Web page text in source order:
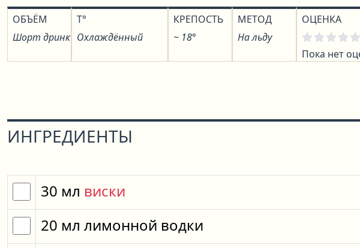
ОБЪЁМ
Шорт дринк
T°
Охлаждённый
КРЕПОСТЬ
~ 18°
МЕТОД
На льду
ОЦЕНКА
Пока нет
ИНГРЕДИЕНТЫ
30 мл виски
20 мл лимонной водки